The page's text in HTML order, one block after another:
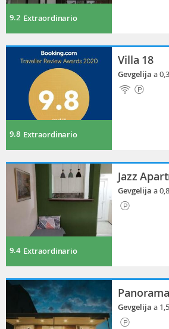
9.2 Extraordinario
9.8 Extraordinario
Villa 18
Gevgelijaa
9.4 Extraordinario
Jazz
Gevgelijaa
Gevgelijaa